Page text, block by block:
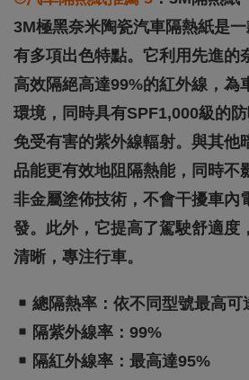
3M極黑奈米陶瓷汽車隔熱紙是
有多項出色特點。它利用先進的
高效隔絕高達99%的紅外線，為
環境，同時具有SPF1,000級的
免受有害的紫外線輻射。與其他
品能更有效地阻隔熱能，同時不
非金屬塗佈技術，不會干擾車內
發。此外，它提高了駕駛舒適度
清晰，專注行車。
總隔熱率：依不同型號最高可
隔紫外線率：99%
隔紅外線率：最高達95%